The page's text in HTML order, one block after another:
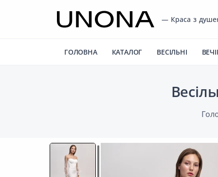
— Краса з
ГОЛОВНА КАТАЛОГ ВЕСІЛЬНІ